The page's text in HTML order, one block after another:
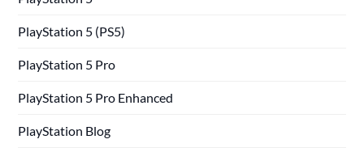
PlayStation 5 (PS5)
PlayStation 5 Pro
PlayStation 5 Pro Enhanced
PlayStation Blog